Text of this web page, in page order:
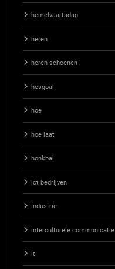
hemelvaartsdag
heren
heren schoenen
hesgoal
hoe
hoe laat
honkbal
ict bedrijven
industrie
interculturele communicatie
it